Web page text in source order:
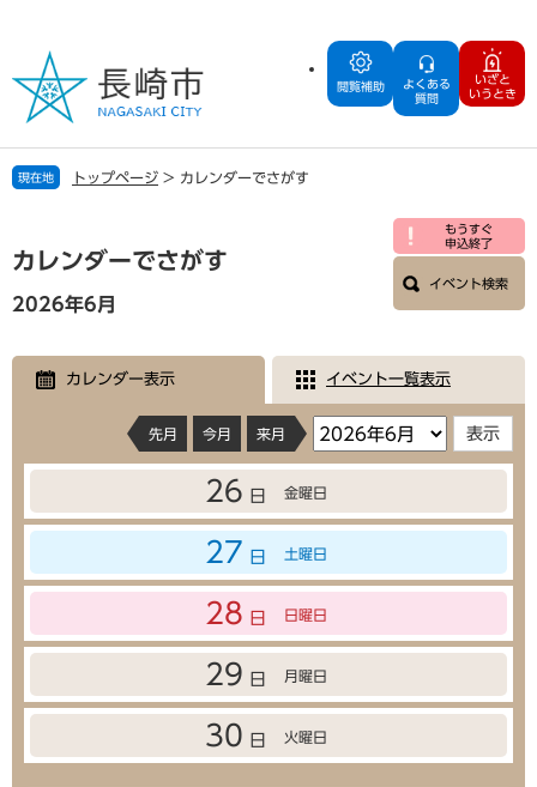
の
で
す
ー
ば
し
文
閲覧補助
よくある
質問
いざと
いうとき
現在地 トップページ > カレンダーでさがす
文
カレンダーでさがす
もうすぐ
申込終了
イベント検索
2026年6月
カレンダー表示 イベント一覧表示
先月 今月 来月
26 日 金曜日
27 日 土曜日
28 日 日曜日
29 日 月曜日
30 日 火曜日